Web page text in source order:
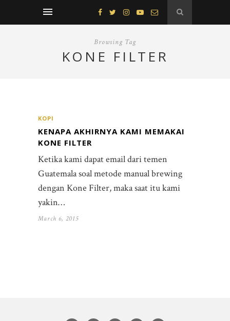
Browsing Tag
KONE FILTER
KOPI
KENAPA AKHIRNYA KAMI MEMAKAI
KONE FILTER
Ketika kami dapat email dari temen
Guatemala soal metode manual brewing
dengan Kone Filter, maka saat itu kami
yakin…
March 6, 2015